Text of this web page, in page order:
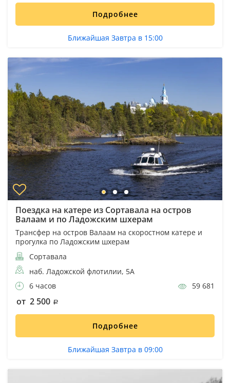
Подробнее
Ближайшая Завтра в 15:00
Поездка на катере из Сортавала на остров
Валаам и по Ладожским шхерам
Трансфер на остров Валаам на скоростном катере и
прогулка по Ладожским шхерам
Сортавала
наб. Ладожской флотилии, 5А
6 часов
59 681
от 2 500
Подробнее
Ближайшая Завтра в 09:00